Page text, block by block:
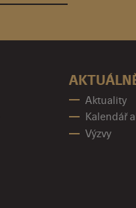
Aktuality
Kalendář
Výzvy